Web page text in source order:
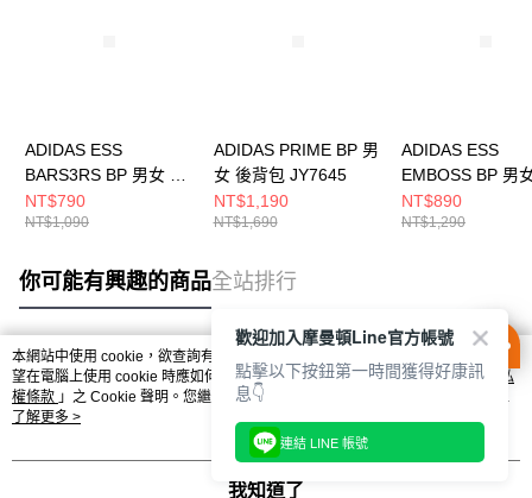
ADIDAS ESS
BARS3RS BP 男女 後
背包 JX6497
NT$790
NT$1,090
ADIDAS PRIME BP 男
女 後背包 JY7645
NT$1,190
NT$1,690
ADIDAS ESS
EMBOSS BP 男
背包 JY1001
NT$890
NT$1,290
你可能有興趣的商品全站排行
熱門標籤
本網站中使用 cookie，欲查詢有關本網站使用 cookie 方式之詳情，及若您不希
望在電腦上使用 cookie 時應如何變更電腦的 cookie 設定，請參閱本網站「
隱私
權條款 」之 Cookie 聲明。您繼續使用本網站即表示您同意本公司得按本網站使
用條款之 Cookie 聲明使用 cookie。
了解更多 >
我知道了
歡迎加入摩曼頓Line官方帳號
點擊以下按鈕第一時間獲得好康訊
息👇
連結 LINE 帳號